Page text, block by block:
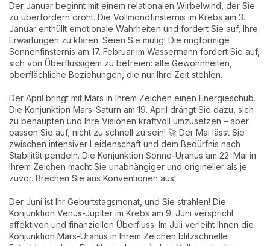
Der Januar beginnt mit einem relationalen Wirbelwind, der Sie
zu überfordern droht. Die Vollmondfinsternis im Krebs am 3.
Januar enthüllt emotionale Wahrheiten und fordert Sie auf, Ihre
Erwartungen zu klären. Seien Sie mutig! Die ringförmige
Sonnenfinsternis am 17. Februar im Wassermann fordert Sie auf,
sich von Überflüssigem zu befreien: alte Gewohnheiten,
oberflächliche Beziehungen, die nur Ihre Zeit stehlen.
Der April bringt mit Mars in Ihrem Zeichen einen Energieschub.
Die Konjunktion Mars-Saturn am 19. April drängt Sie dazu, sich
zu behaupten und Ihre Visionen kraftvoll umzusetzen – aber
passen Sie auf, nicht zu schnell zu sein! 🚀 Der Mai lässt Sie
zwischen intensiver Leidenschaft und dem Bedürfnis nach
Stabilität pendeln. Die Konjunktion Sonne-Uranus am 22. Mai in
Ihrem Zeichen macht Sie unabhängiger und origineller als je
zuvor. Brechen Sie aus Konventionen aus!
Der Juni ist Ihr Geburtstagsmonat, und Sie strahlen! Die
Konjunktion Venus-Jupiter im Krebs am 9. Juni verspricht
affektiven und finanziellen Überfluss. Im Juli verleiht Ihnen die
Konjunktion Mars-Uranus in Ihrem Zeichen blitzschnelle